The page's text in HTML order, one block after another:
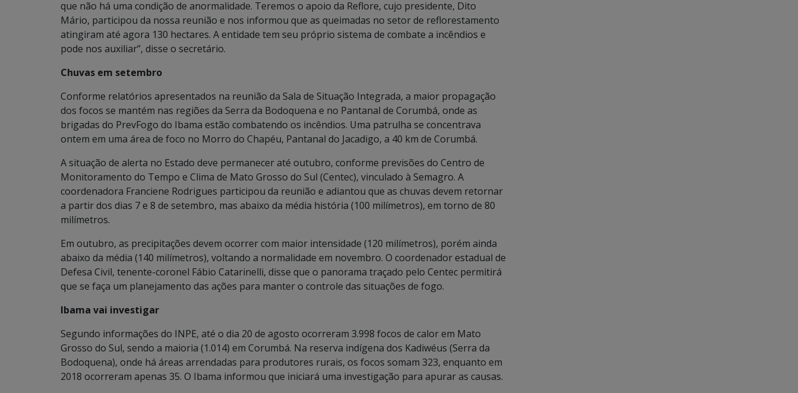
que não há uma condição de anormalidade. Teremos o apoio da Reflore, cujo presidente, Dito
Mário, participou da nossa reunião e nos informou que as queimadas no setor de reflorestamento
atingiram até agora 130 hectares. A entidade tem seu próprio sistema de combate a incêndios e
pode nos auxiliar”, disse o secretário.
Chuvas em setembro
Conforme relatórios apresentados na reunião da Sala de Situação Integrada, a maior propagação
dos focos se mantém nas regiões da Serra da Bodoquena e no Pantanal de Corumbá, onde as
brigadas do PrevFogo do Ibama estão combatendo os incêndios. Uma patrulha se concentrava
ontem em uma área de foco no Morro do Chapéu, Pantanal do Jacadigo, a 40 km de Corumbá.
A situação de alerta no Estado deve permanecer até outubro, conforme previsões do Centro de
Monitoramento do Tempo e Clima de Mato Grosso do Sul (Centec), vinculado à Semagro. A
coordenadora Franciene Rodrigues participou da reunião e adiantou que as chuvas devem retornar
a partir dos dias 7 e 8 de setembro, mas abaixo da média história (100 milímetros), em torno de 80
milímetros.
Em outubro, as precipitações devem ocorrer com maior intensidade (120 milímetros), porém ainda
abaixo da média (140 milímetros), voltando a normalidade em novembro. O coordenador estadual de
Defesa Civil, tenente-coronel Fábio Catarinelli, disse que o panorama traçado pelo Centec permitirá
que se faça um planejamento das ações para manter o controle das situações de fogo.
Ibama vai investigar
Segundo informações do INPE, até o dia 20 de agosto ocorreram 3.998 focos de calor em Mato
Grosso do Sul, sendo a maioria (1.014) em Corumbá. Na reserva indígena dos Kadiwéus (Serra da
Bodoquena), onde há áreas arrendadas para produtores rurais, os focos somam 323, enquanto em
2018 ocorreram apenas 35. O Ibama informou que iniciará uma investigação para apurar as causas.